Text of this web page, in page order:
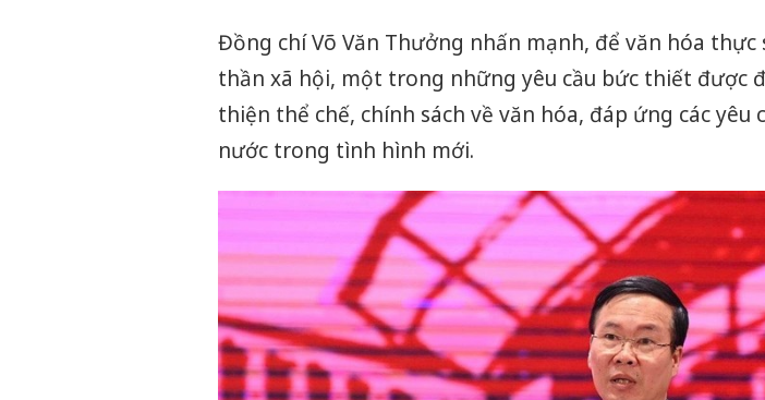
Đồng chí Võ Văn Thưởng nhấn mạnh, để văn hóa
thần xã hội, một trong những yêu cầu bức thiết được
thiện thể chế, chính sách về văn hóa, đáp ứng các yêu
nước trong tình hình mới.